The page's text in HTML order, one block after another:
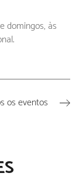
domingos, às
os eventos